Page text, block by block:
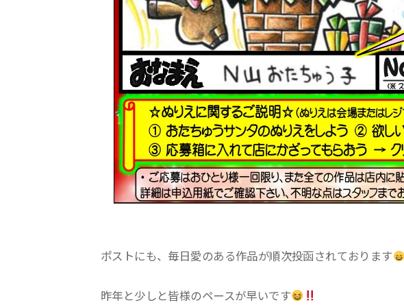
ポストにも、毎日愛のある作品が順次投函されております
昨年と少しと皆様のペースが早いです